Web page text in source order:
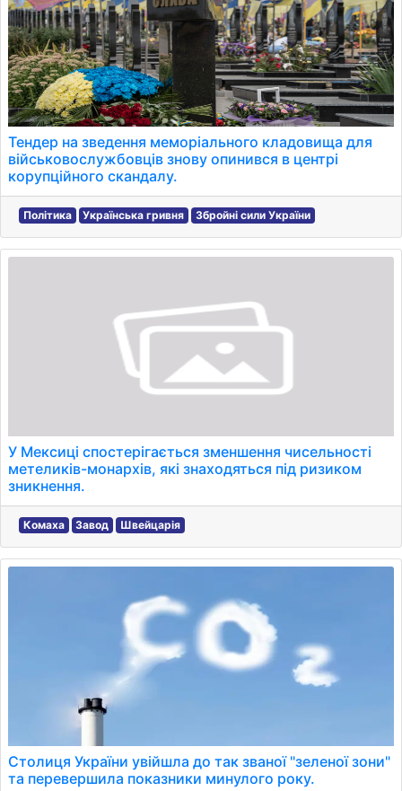
Тендер на зведення меморіального кладовища для
військовослужбовців знову опинився в центрі
корупційного скандалу.
Політика Українська гривня Збройні сили України
У Мексиці спостерігається зменшення чисельності
метеликів-монархів, які знаходяться під ризиком
зникнення.
Комаха Завод Швейцарія
Столиця України увійшла до так званої "зеленої зони"
та перевершила показники минулого року.